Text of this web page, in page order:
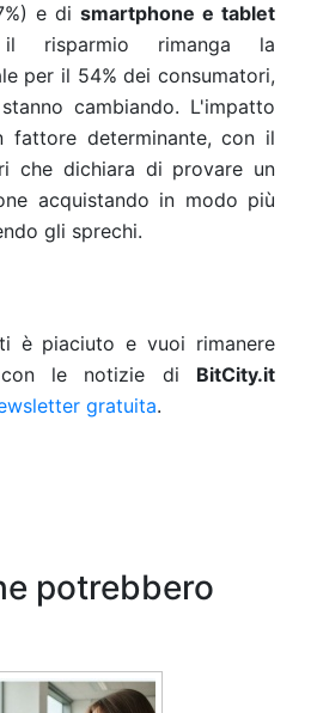
e di smartphone e tablet
il risparmio rimanga la
per il 54% dei consumatori,
cambiando. L'impatto
fattore determinante, con il
che dichiara di provare un
acquistando in modo più
gli sprechi.
è piaciuto e vuoi rimanere
con le notizie di BitCity.it
gratuita.
potrebbero